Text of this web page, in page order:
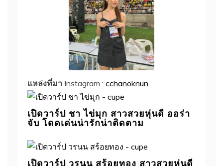
แหล่งที่มา Instagram : cchanoknun
เปิดวาร์ป ชา ไข่มุก สาวสวยหุ่นดี ออร่า
จับ โดดเด่นน่ารักน่าติดตาม
เปิดวาร์ป วรนน สร้อยทอง สาวสวยหุ่นดี